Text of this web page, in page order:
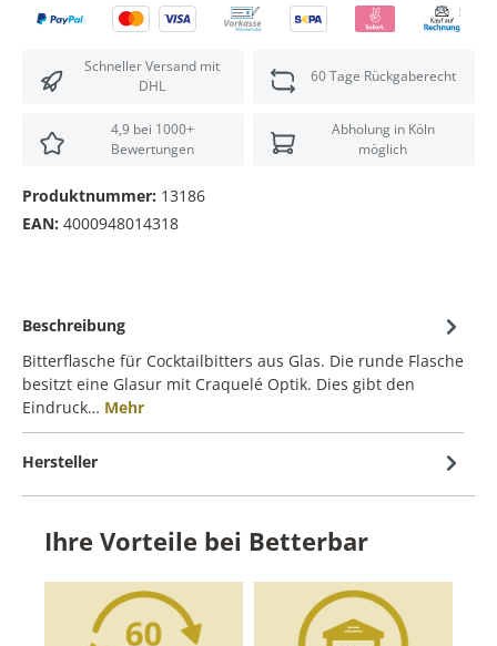
Schneller Versand mit
DHL
60 Tage Rückgaberecht
4,9 bei 1000+
Bewertungen
Abholung in Köln
möglich
Produktnummer: 13186
EAN: 4000948014318
Beschreibung
Bitterflasche für Cocktailbitters aus Glas. Die runde Flasche
besitzt eine Glasur mit Craquelé Optik. Dies gibt den
Eindruck… Mehr
Hersteller
Ihre Vorteile bei Betterbar